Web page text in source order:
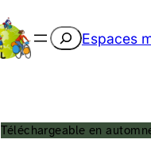
Rechercher
Espaces
Téléchargeable en